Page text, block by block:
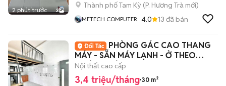
2 phút trước 3
Thành phố Tam Kỳ (P. Hương Trà mới)
METECH COMPUTER 4.0 13 đã bán
PHÒNG GÁC CAO THANG
MÁY - SẴN MÁY LẠNH - Ở THEO
NHÓM - CÁCH VHU 5P
Nội thất cao cấp
3,4 triệu/tháng 30 m²